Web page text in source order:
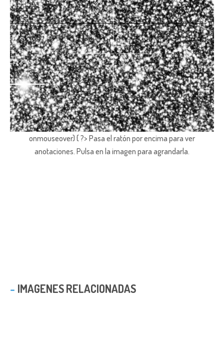
onmouseover) { ?> Pasa el ratón por encima para ver
anotaciones. Pulsa en la imagen para agrandarla.
IMAGENES RELACIONADAS